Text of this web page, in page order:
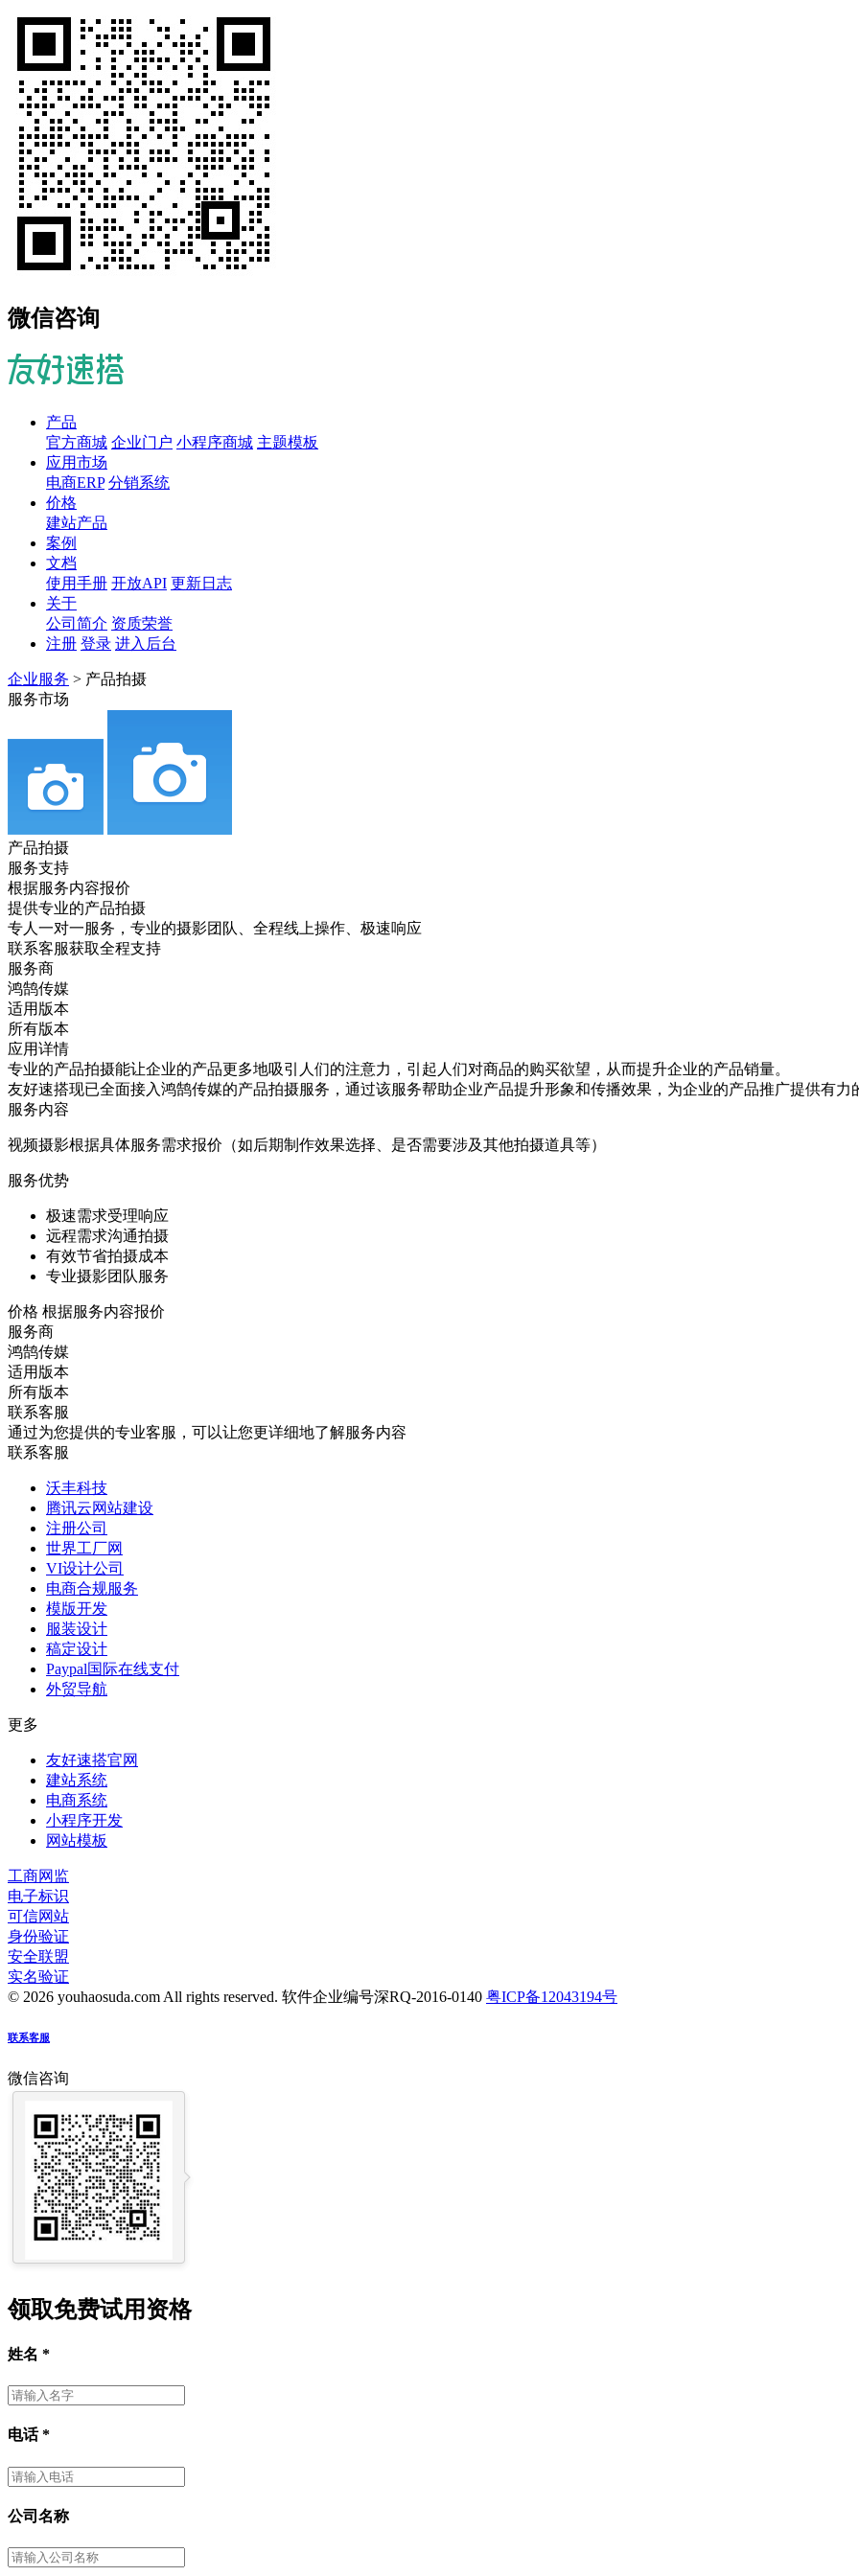
微信咨询
产品
官方商城 企业门户 小程序商城 主题模板
应用市场
电商ERP 分销系统
价格
建站产品
案例
文档
使用手册 开放API 更新日志
关于
公司简介 资质荣誉
注册 登录 进入后台
企业服务 > 产品拍摄
服务市场
产品拍摄
服务支持
根据服务内容报价
提供专业的产品拍摄
专人一对一服务，专业的摄影团队、全程线上操作、极速响应
联系客服获取全程支持
服务商
鸿鹄传媒
适用版本
所有版本
应用详情
专业的产品拍摄能让企业的产品更多地吸引人们的注意力，引起人们对商品的购买欲望，从而提升企业的产品销量。
友好速搭现已全面接入鸿鹄传媒的产品拍摄服务，通过该服务帮助企业产品提升形象和传播效果，为企业的产品推广提供有力
服务内容
视频摄影根据具体服务需求报价（如后期制作效果选择、是否需要涉及其他拍摄道具等）
服务优势
极速需求受理响应
远程需求沟通拍摄
有效节省拍摄成本
专业摄影团队服务
价格 根据服务内容报价
服务商
鸿鹄传媒
适用版本
所有版本
联系客服
通过为您提供的专业客服，可以让您更详细地了解服务内容
联系客服
沃丰科技
腾讯云网站建设
注册公司
世界工厂网
VI设计公司
电商合规服务
模版开发
服装设计
稿定设计
Paypal国际在线支付
外贸导航
更多
友好速搭官网
建站系统
电商系统
小程序开发
网站模板
工商网监
电子标识
可信网站
身份验证
安全联盟
实名验证
© 2026 youhaosuda.com All rights reserved. 软件企业编号深RQ-2016-0140 粤ICP备12043194号
联系客服
微信咨询
领取免费试用资格
姓名 *
电话*
公司名称